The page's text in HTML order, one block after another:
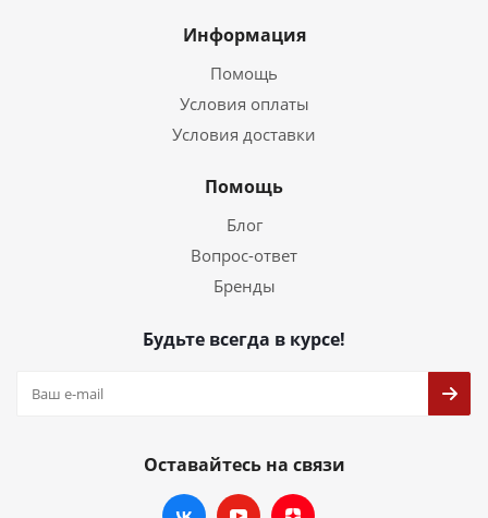
Информация
Помощь
Условия оплаты
Условия доставки
Помощь
Блог
Вопрос-ответ
Бренды
Будьте всегда в курсе!
Оставайтесь на связи